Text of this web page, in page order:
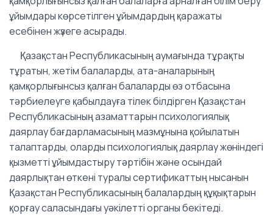
ұйымдары көрсетілген ұйымдардың қаражаты
есебінен жүзеге асырады.
Қазақстан Республикасының аумағында тұрақты
тұратын, жетім балаларды, ата-аналарының
қамқорлығынсыз қалған балаларды өз отбасына
тәрбиелеуге қабылдауға тілек білдірген Қазақстан
Республикасының азаматтарын психологиялық
даярлау бағдарламасының мазмұнына қойылатын
талаптарды, оларды психологиялық даярлау жөніндегі
қызметті ұйымдастыру тәртібін және осындай
даярлықтан өткені туралы сертификаттың нысанын
Қазақстан Республикасының балалардың құқықтарын
қорғау саласындағы уәкілетті органы бекітеді.